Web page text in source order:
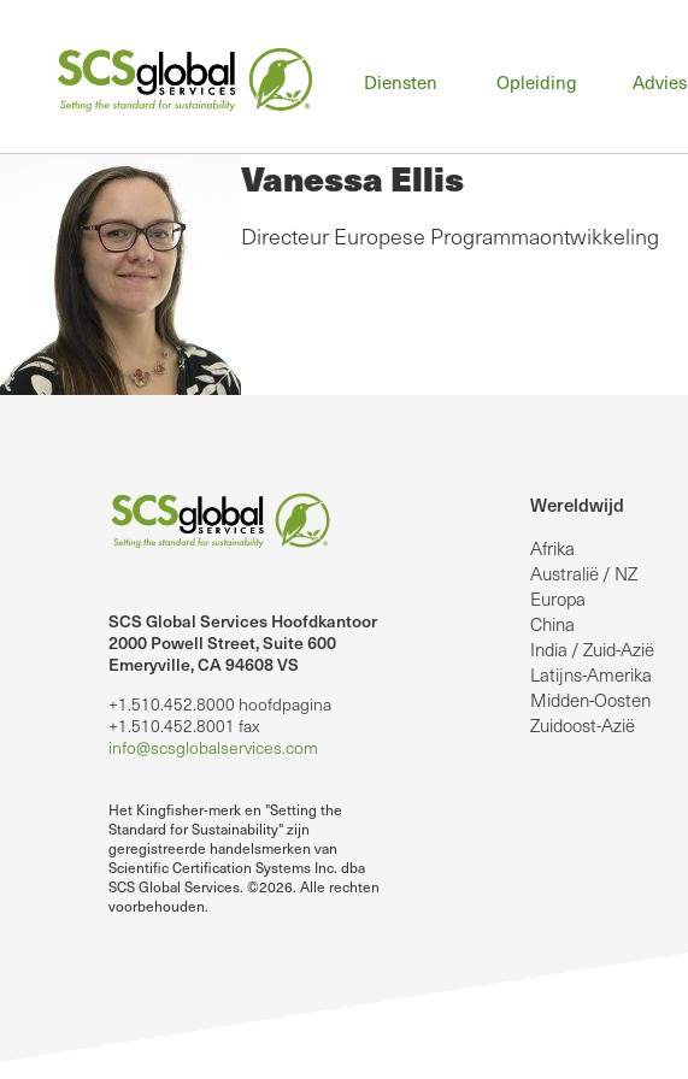
Diensten Hoofdmenu
Opleiding Advies
Vanessa Ellis
Directeur Europese Programmaontwikkeling
SCS Global Services Hoofdkantoor
2000 Powell Street, Suite 600
Emeryville, CA 94608 VS
+1.510.452.8000 hoofdpagina
+1.510.452.8001 fax
info@scsglobalservices.com
Het Kingfisher-merk en "Setting the
Standard for Sustainability" zijn
geregistreerde handelsmerken van
Scientific Certification Systems Inc. dba
SCS Global Services. ©2026. Alle rechten
voorbehouden.
Wereldwijd
Afrika
Australië / NZ
Europa
China
India / Zuid-Azië
Latijns-Amerika
Midden-Oosten
Zuidoost-Azië
op LinkedIn.
SCS Global Services op YouTube